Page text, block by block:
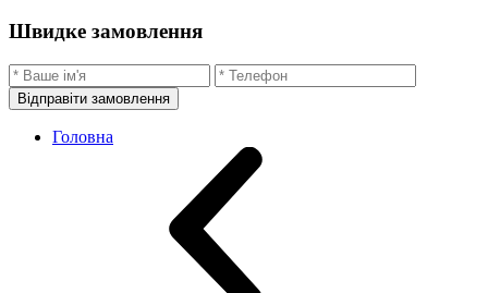
Швидке замовлення
Відправіти замовлення
Головна